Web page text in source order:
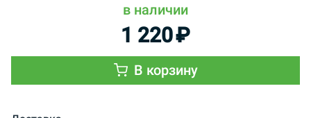
в наличии
1 220₽
В корзину